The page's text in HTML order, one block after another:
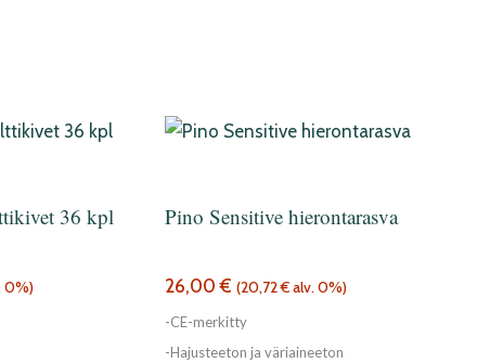
36 kpl
0%)
Pino Sensitive hierontarasva
26,00€ (20,72€alv. 0%)
-CE-merkitty
-Hajusteeton ja väriaineeton